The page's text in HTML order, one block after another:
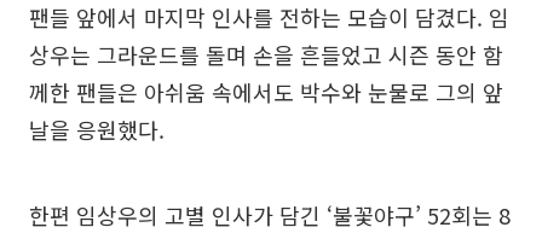
팬들 앞에서 마지막 인사를 전하는 모습이 담겼다. 임
상우는 그라운드를 돌며 손을 흔들었고 시즌 동안 함
께한 팬들은 아쉬움 속에서도 박수와 눈물로 그의 앞
날을 응원했다.
한편 임상우의 고별 인사가 담긴 ‘불꽃야구’ 52회는 8